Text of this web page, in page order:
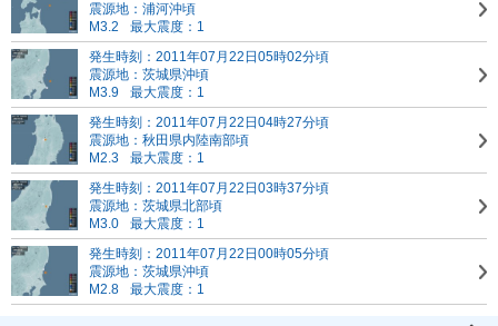
震源地：浦河沖頃
M3.2
最大震度：1
発生時刻：2011年07月22日05時02分頃
震源地：茨城県沖頃
M3.9
最大震度：1
発生時刻：2011年07月22日04時27分頃
震源地：秋田県内陸南部頃
M2.3
最大震度：1
発生時刻：2011年07月22日03時37分頃
震源地：茨城県北部頃
M3.0
最大震度：1
発生時刻：2011年07月22日00時05分頃
震源地：茨城県沖頃
M2.8
最大震度：1